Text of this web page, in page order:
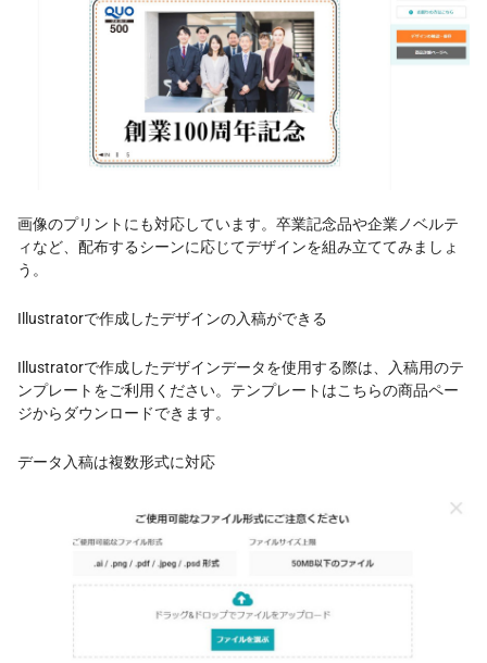
画像のプリントにも対応しています。卒業記念品や企業ノベルテ
ィなど、配布するシーンに応じてデザインを組み立ててみましょ
う。
Illustratorで作成したデザインの入稿ができる
Illustratorで作成したデザインデータを使用する際は、入稿用のテ
ンプレートをご利用ください。テンプレートはこちらの商品ペー
ジからダウンロードできます。
データ入稿は複数形式に対応